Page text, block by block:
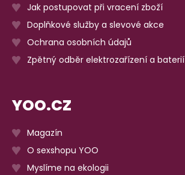
Jak postupovat při vracení zboží
Doplňkové služby a slevové akce
Ochrana osobních údajů
Zpětný odběr elektrozařízení a baterií
YOO.CZ
Magazín
O sexshopu YOO
Myslíme na ekologii